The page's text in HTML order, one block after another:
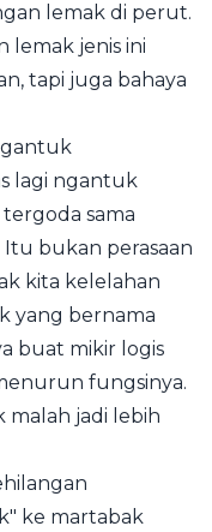
lemak di perut.
lemak jenis ini
tapi juga bahaya
lagi ngantuk
sama
Itu bukan perasaan
kita kelelahan
yang bernama
buat mikir logis
fungsinya.
malah jadi lebih
ke martabak